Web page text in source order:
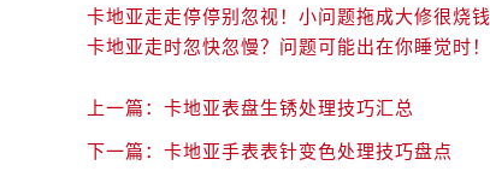
卡地亚走走停停别忽视！小问题拖成大修很烧钱
卡地亚走时忽快忽慢？问题可能出在你睡觉时！
上一篇： 卡地亚表盘生锈处理技巧汇总
下一篇： 卡地亚手表表针变色处理技巧盘点